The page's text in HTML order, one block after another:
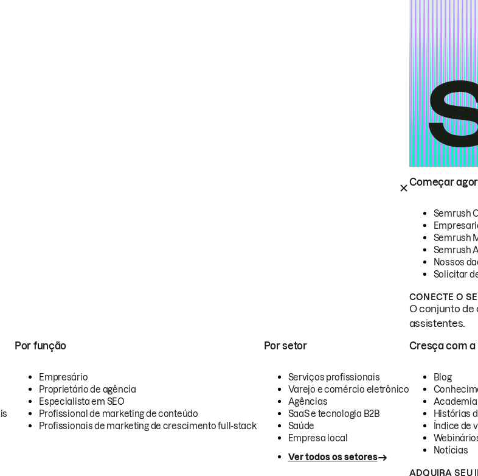
Começar
Semrush
Semrush
Semrush
Nossos
Solicitar
CONECTE O
O conjunto de
assistentes.
Por função
Empresário
Proprietário de agência
Especialista em SEO
Profissional de marketing de conteúdo
Profissionais de marketing de crescimento full-stack
Por setor
Serviços profissionais
Varejo e comércio eletrônico
Agências
SaaS e tecnologia B2B
Saúde
Empresa local
Ver todos os setores
Cresça com a
Blog
Academia
Histórias
Índice de
Notícias
ADQUIRA SEU